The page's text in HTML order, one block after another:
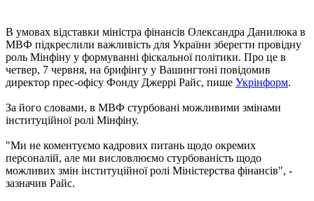
В умовах відставки міністра фінансів Олександра Данилюка в
МВФ підкреслили важливість для України зберегти провідну
роль Мінфіну у формуванні фіскальної політики. Про це в
четвер, 7 червня, на брифінгу у Вашингтоні повідомив
директор прес-офісу Фонду Джеррі Райс, пише Укрінформ.
За його словами, в МВФ стурбовані можливими змінами
інституційної ролі Мінфіну.
"Ми не коментуємо кадрових питань щодо окремих
персоналій, але ми висловлюємо стурбованість щодо
можливих змін інституційної ролі Міністерства фінансів", -
зазначив Райс.